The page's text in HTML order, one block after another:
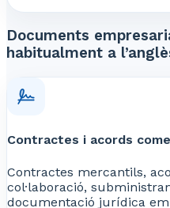
Documents
habitualment a
Contractes i acords
Contractes mercantils,
col·laboració,
documentació jurídica